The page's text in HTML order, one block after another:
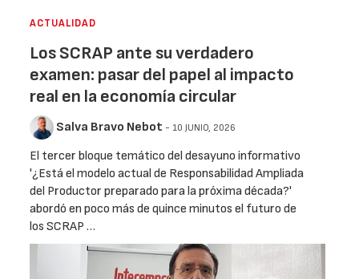
ACTUALIDAD
Los SCRAP ante su verdadero
examen: pasar del papel al impacto
real en la economía circular
Salva Bravo Nebot - 10 JUNIO, 2026
El tercer bloque temático del desayuno informativo
'¿Está el modelo actual de Responsabilidad Ampliada
del Productor preparado para la próxima década?'
abordó en poco más de quince minutos el futuro de
los SCRAP …